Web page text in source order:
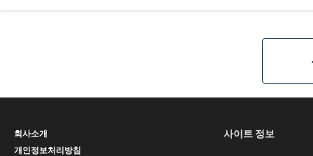
회사소개
개인정보처리방침
사이트 정보